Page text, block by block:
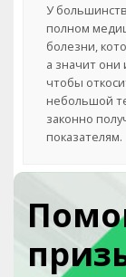
У
полном
болезни,
а значит
чтобы
небольшой
законно
показателям.